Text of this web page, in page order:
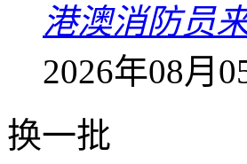
港澳消防员
2026年08月
换一批